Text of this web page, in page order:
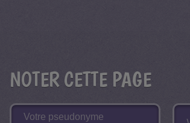
NOTER CETTE PAGE